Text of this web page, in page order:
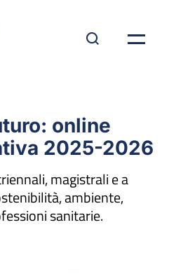
online
2025-2026
magistrali e a
ambiente,
sanitarie.